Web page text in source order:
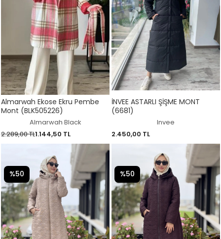
Almarwah Ekose Ekru Pembe
Mont (BLK505226)
Almarwah Black
2.289,00 TL1.144,50 TL
İNVEE ASTARLI ŞİŞME MONT
(6681)
Invee
2.450,00 TL
%50 %50